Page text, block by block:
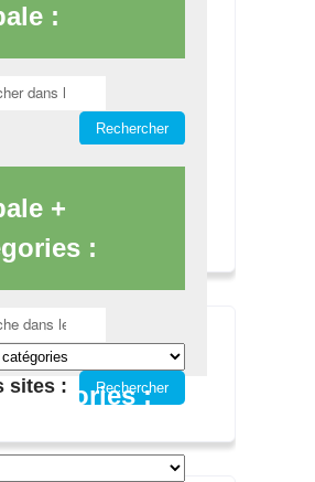
:
+
:
:
sites :